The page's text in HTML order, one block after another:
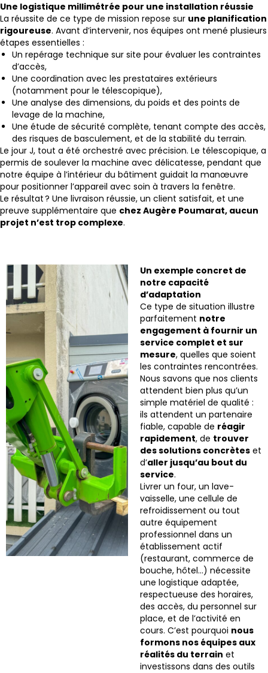
Une logistique millimétrée pour une installation réussie
La réussite de ce type de mission repose sur une planification
rigoureuse. Avant d’intervenir, nos équipes ont mené plusieurs
étapes essentielles :
Un repérage technique sur site pour évaluer les contraintes
d’accès,
Une coordination avec les prestataires extérieurs
(notamment pour le télescopique),
Une analyse des dimensions, du poids et des points de
levage de la machine,
Une étude de sécurité complète, tenant compte des accès,
des risques de basculement, et de la stabilité du terrain.
Le jour J, tout a été orchestré avec précision. Le télescopique, a
permis de soulever la machine avec délicatesse, pendant que
notre équipe à l’intérieur du bâtiment guidait la manœuvre
pour positionner l’appareil avec soin à travers la fenêtre.
Le résultat ? Une livraison réussie, un client satisfait, et une
preuve supplémentaire que chez Augère Poumarat, aucun
projet n’est trop complexe.
Un exemple concret de
notre capacité
d’adaptation
Ce type de situation illustre
parfaitement notre
engagement à fournir un
service complet et sur
mesure, quelles que soient
les contraintes rencontrées.
Nous savons que nos clients
attendent bien plus qu’un
simple matériel de qualité :
ils attendent un partenaire
fiable, capable de réagir
rapidement, de trouver
des solutions concrètes et
d’aller jusqu’au bout du
service.
Livrer un four, un lave-
vaisselle, une cellule de
refroidissement ou tout
autre équipement
professionnel dans un
établissement actif
(restaurant, commerce de
bouche, hôtel…) nécessite
une logistique adaptée,
respectueuse des horaires,
des accès, du personnel sur
place, et de l’activité en
cours. C’est pourquoi nous
formons nos équipes aux
réalités du terrain et
investissons dans des outils